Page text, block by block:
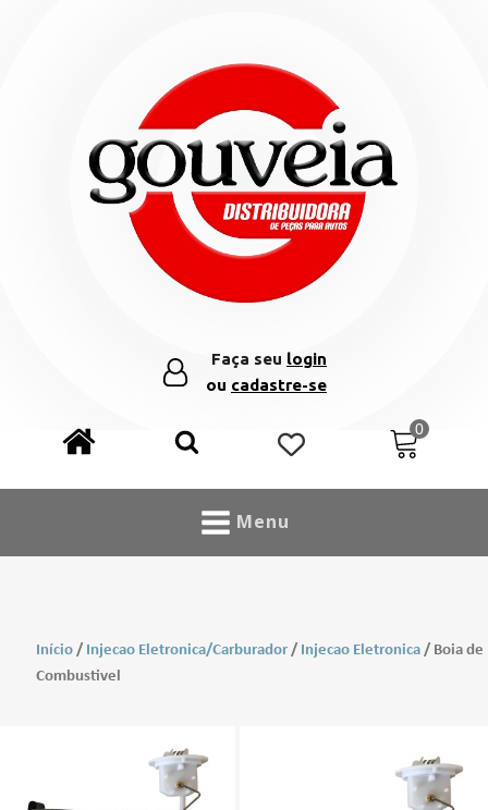
Faça seu login
ou cadastre-se
Menu
Início / Injecao Eletronica/Carburador / Injecao Eletronica / Boia de
Combustivel